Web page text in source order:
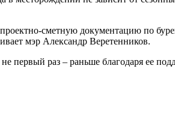
сметную документацию по
мэр Александр Веретенников.
первый раз – раньше благодаря ее